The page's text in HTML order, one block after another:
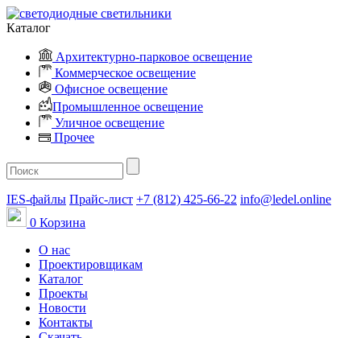
Каталог
Архитектурно-парковое освещение
Коммерческое освещение
Офисное освещение
Промышленное освещение
Уличное освещение
Прочее
IES-файлы Прайс-лист +7 (812) 425-66-22 info@ledel.online
0 Корзина
О нас
Проектировщикам
Каталог
Проекты
Новости
Контакты